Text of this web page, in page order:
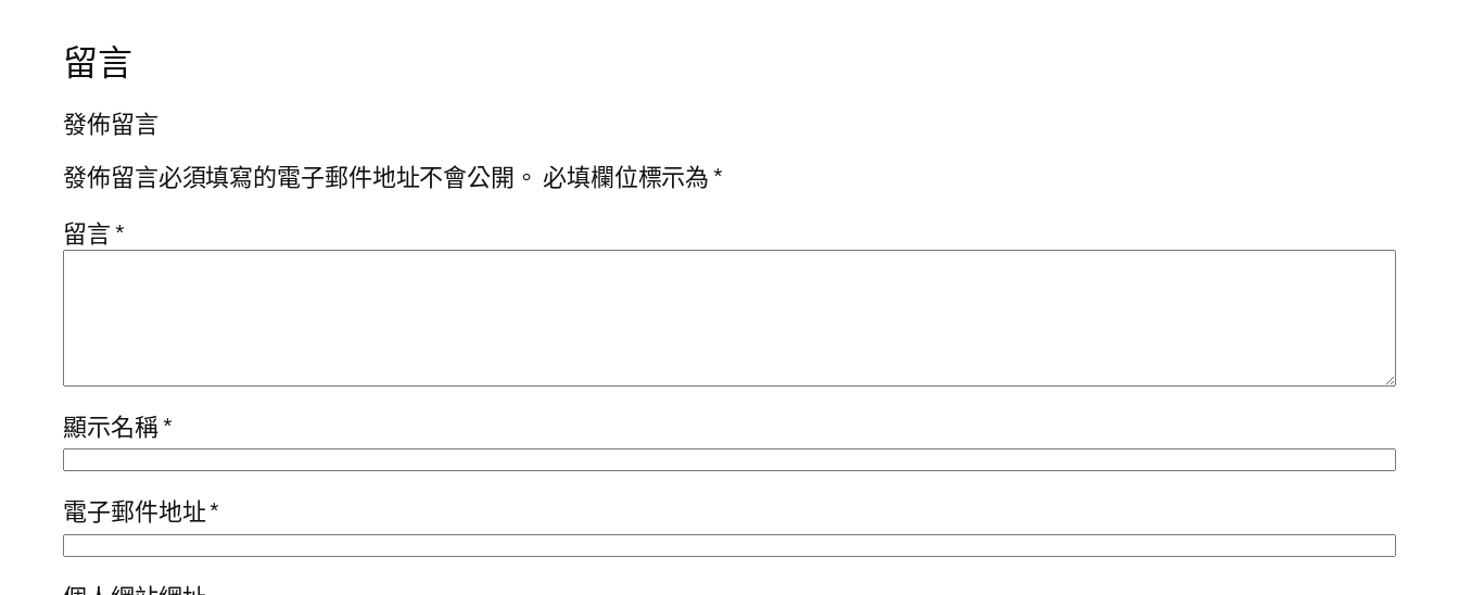
留言
發佈留言
發佈留言必須填寫的電子郵件地址不會公開。 必填欄位標示為*
留言*
顯示名稱*
電子郵件地址*